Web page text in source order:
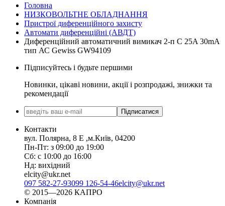
Головна
НИЗКОВОЛЬТНЕ ОБЛАДНАННЯ
Пристрої диференційного захисту
Автомати диференційні (АВДТ)
Диференційний автоматичний вимикач 2-п C 25A 30mA
тип АС Gewiss GW94109
Підписуйтесь і будьте першими
Новинки, цікаві новини, акції і розпродажі, знижки та
рекомендації
Підписатися
Контакти
вул. Полярна, 8 Е ,м.Київ, 04200
Пн-Пт: з 09:00 до 19:00
Сб: с 10:00 до 16:00
Нд: вихідний
elcity@ukr.net
097 582-27-93099 126-54-46elcity@ukr.net
© 2015—2026 КАПРО
Компанія